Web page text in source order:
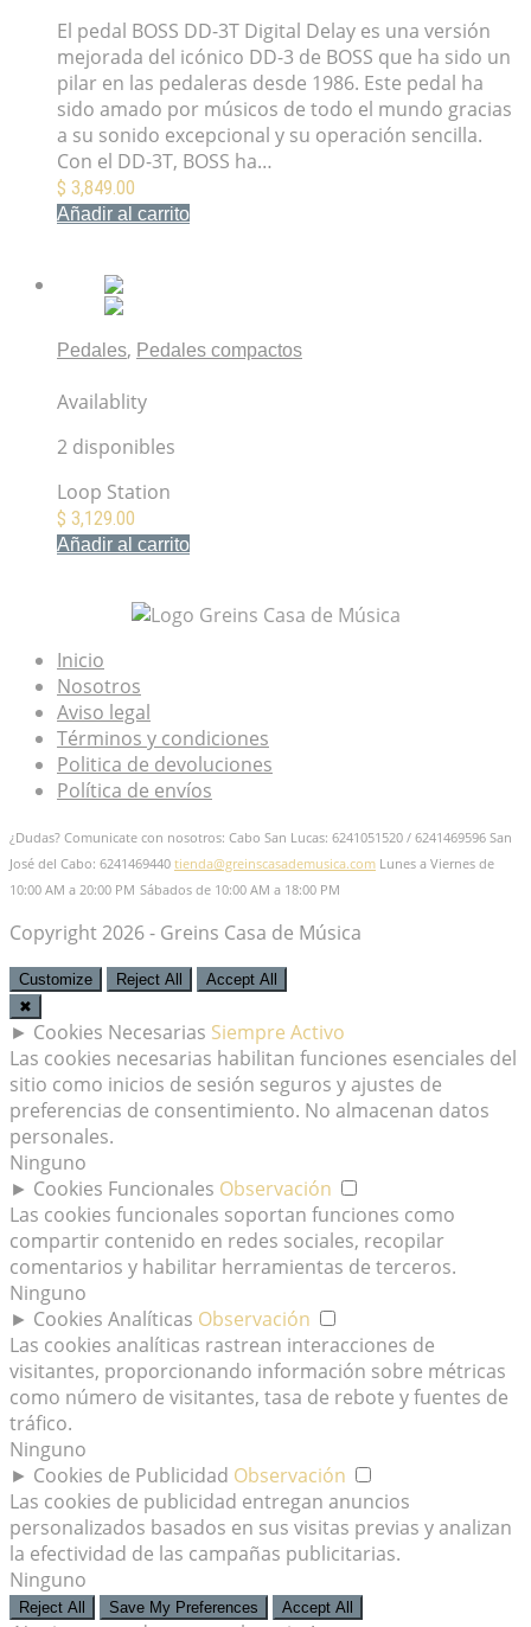
El pedal BOSS DD-3T Digital Delay es una versión
mejorada del icónico DD-3 de BOSS que ha sido un
pilar en las pedaleras desde 1986. Este pedal ha
sido amado por músicos de todo el mundo gracias
a su sonido excepcional y su operación sencilla.
Con el DD-3T, BOSS ha…
$ 3,849.00
Añadir al carrito
Pedales, Pedales compactos
Availablity
2 disponibles
Loop Station
$ 3,129.00
Añadir al carrito
Inicio
Nosotros
Aviso legal
Términos y condiciones
Politica de devoluciones
Política de envíos
¿Dudas? Comunicate con nosotros: Cabo San Lucas: 6241051520 / 6241469596 San
José del Cabo: 6241469440 tienda@greinscasademusica.com Lunes a Viernes de
10:00 AM a 20:00 PM Sábados de 10:00 AM a 18:00 PM
Copyright 2026 - Greins Casa de Música
Customize Reject All
Accept All
✖
► Cookies Necesarias Siempre Activo
Las cookies necesarias habilitan funciones esenciales del
sitio como inicios de sesión seguros y ajustes de
preferencias de consentimiento. No almacenan datos
personales.
Ninguno
► Cookies Funcionales Observación
Las cookies funcionales soportan funciones como
compartir contenido en redes sociales, recopilar
comentarios y habilitar herramientas de terceros.
Ninguno
► Cookies Analíticas Observación
Las cookies analíticas rastrean interacciones de
visitantes, proporcionando información sobre métricas
como número de visitantes, tasa de rebote y fuentes de
tráfico.
Ninguno
► Cookies de Publicidad Observación
Las cookies de publicidad entregan anuncios
personalizados basados en sus visitas previas y analizan
la efectividad de las campañas publicitarias.
Ninguno
Reject All Save My Preferences Accept All